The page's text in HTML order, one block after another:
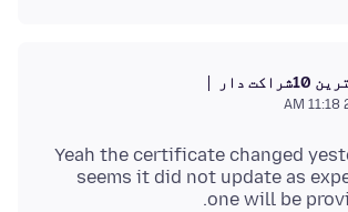
دار
Yeah the certificate changed
seems it did not update as
one will be